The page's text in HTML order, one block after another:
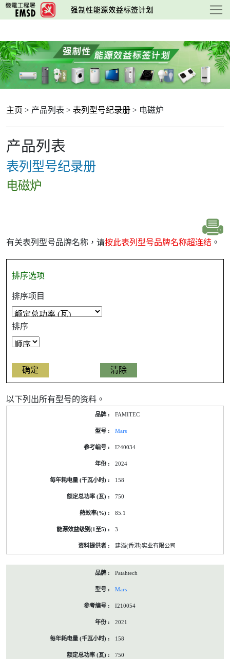
跳
至
要
内
容
主页 > 产品列表 > 表列型号纪录册 > 电磁炉
产品列表
表列型号纪录册
电磁炉
有关表列型号品牌名称，请按此表列型号品牌名称超连结 。
排序选项
排序项目
排序
以下列出所有型号的资料。
FAMITEC
Mars
I240034
2024
158
750
85.1
3
建溢(香港)实业有限公司
Patahtech
Mars
I210054
2021
158
750